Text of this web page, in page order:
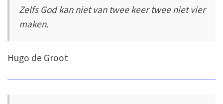
Zelfs God kan niet van twee keer twee niet vier
maken.
Hugo de Groot